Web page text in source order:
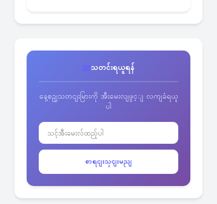
သတင်းရယူရန်
နေ့စဥျသတငျးမြားကို အီးမေးလျဖွင့ျ လကျခံရယူ
ပါ
စာရငျးသှငျးမညျ